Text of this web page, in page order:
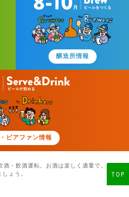
TOP
醸造所情報
ビアファン情報
・飲酒運転。お酒は楽しく適量で。 妊娠
ょう。